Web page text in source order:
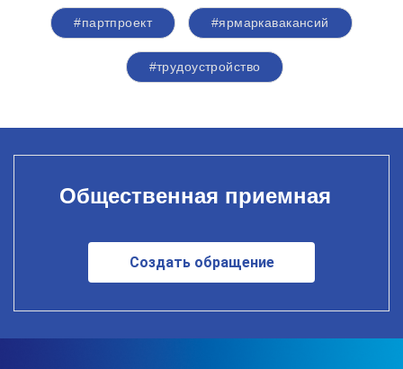
#партпроект #ярмаркавакансий
#трудоустройство
Общественная приемная
Создать обращение